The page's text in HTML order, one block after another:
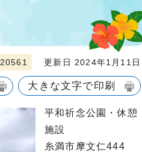
更新日 2024年1月11日
大きな文字で印刷
平和祈念公園・休憩
施設
糸満市摩文仁444